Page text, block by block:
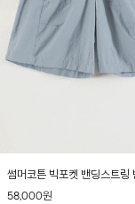
썸머코튼 빅포켓 밴딩스트링
58,000원